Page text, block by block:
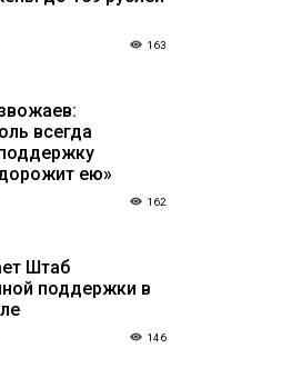
163
всегда
ею»
162
Штаб
поддержки в
146